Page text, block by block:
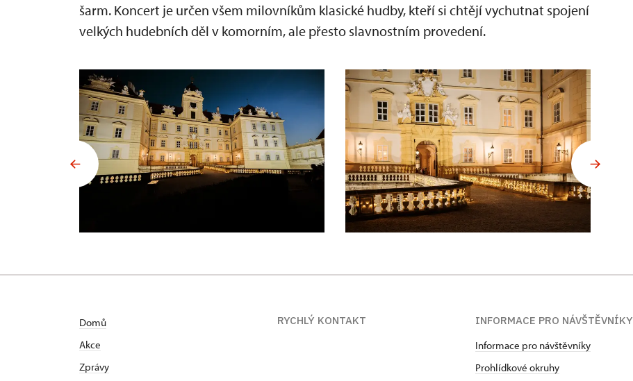
šarm. Koncert je určen všem milovníkům klasické hudby, kteří si chtějí vychutnat spojení
velkých hudebních děl v komorním, ale přesto slavnostním provedení.
Domů
Akce
Zprávy
RYCHLÝ KONTAKT
INFORMACE PRO NÁVŠTĚVNÍKY
Informace pro návštěvníky
Prohlídkové okruhy